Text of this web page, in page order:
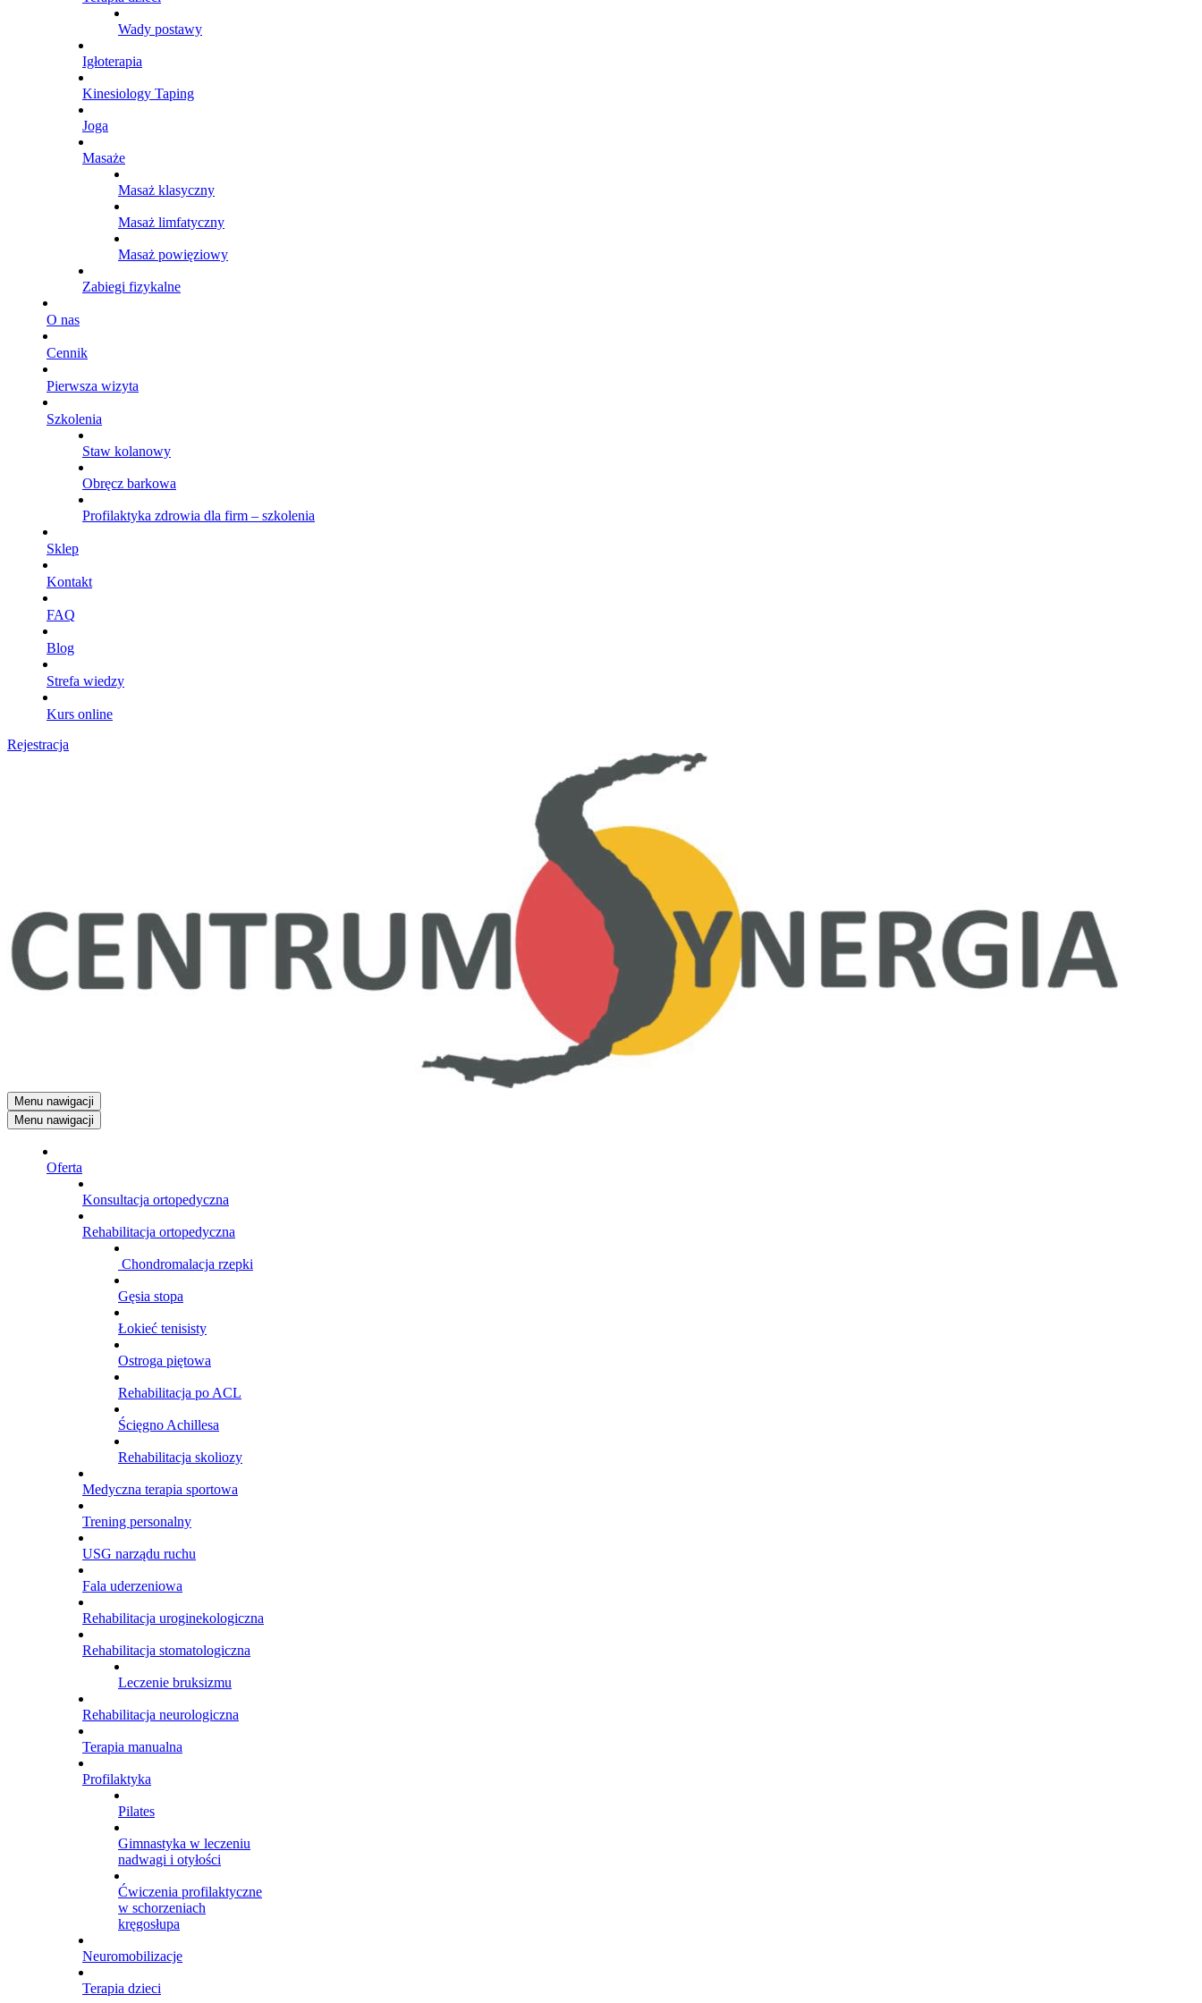
Wady postawy
Igłoterapia
Kinesiology Taping
Joga
Masaże
Masaż klasyczny
Masaż limfatyczny
Masaż powięziowy
Zabiegi fizykalne
O nas
Cennik
Pierwsza wizyta
Szkolenia
Staw kolanowy
Obręcz barkowa
Profilaktyka zdrowia dla firm – szkolenia
Sklep
Kontakt
FAQ
Blog
Strefa wiedzy
Kurs online
Rejestracja
Menu nawigacji
Menu nawigacji
Oferta
Konsultacja ortopedyczna
Rehabilitacja ortopedyczna
Chondromalacja rzepki
Gęsia stopa
Łokieć tenisisty
Ostroga piętowa
Rehabilitacja po ACL
Ścięgno Achillesa
Rehabilitacja skoliozy
Medyczna terapia sportowa
Trening personalny
USG narządu ruchu
Fala uderzeniowa
Rehabilitacja uroginekologiczna
Rehabilitacja stomatologiczna
Leczenie bruksizmu
Rehabilitacja neurologiczna
Terapia manualna
Profilaktyka
Pilates
Gimnastyka w leczeniu
nadwagi i otyłości
Ćwiczenia profilaktyczne
w schorzeniach
kręgosłupa
Neuromobilizacje
Terapia dzieci